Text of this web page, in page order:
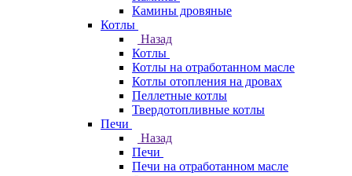
Камины дровяные
Котлы
Назад
Котлы
Котлы на отработанном масле
Котлы отопления на дровах
Пеллетные котлы
Твердотопливные котлы
Печи
Назад
Печи
Печи на отработанном масле